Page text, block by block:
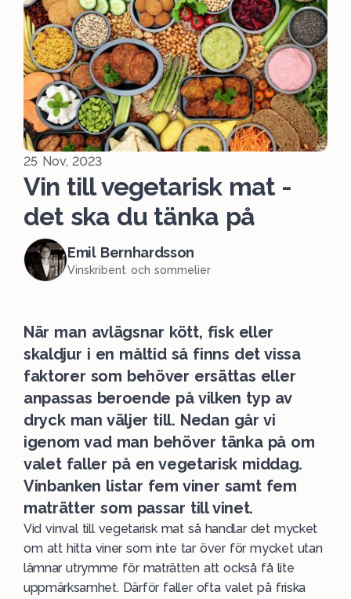
25 Nov, 2023
Vin till vegetarisk mat -
det ska du tänka på
Emil Bernhardsson
Vinskribent och sommelier
När man avlägsnar kött, fisk eller
skaldjur i en måltid så finns det vissa
faktorer som behöver ersättas eller
anpassas beroende på vilken typ av
dryck man väljer till. Nedan går vi
igenom vad man behöver tänka på om
valet faller på en vegetarisk middag.
Vinbanken listar fem viner samt fem
maträtter som passar till vinet.
Vid vinval till vegetarisk mat så handlar det mycket
om att hitta viner som inte tar över för mycket utan
lämnar utrymme för maträtten att också få lite
uppmärksamhet. Därför faller ofta valet på friska